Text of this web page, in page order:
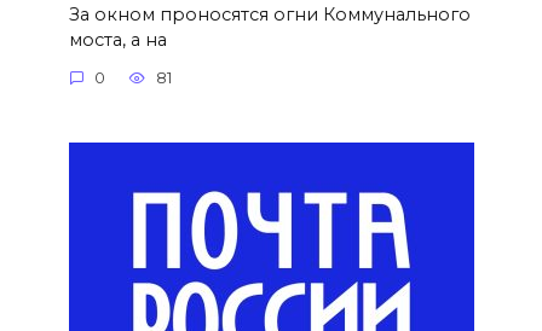
За окном проносятся огни Коммунального
моста, а на
0 81